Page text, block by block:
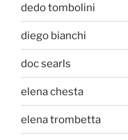
dedo tombolini
diego bianchi
doc searls
elena chesta
elena trombetta